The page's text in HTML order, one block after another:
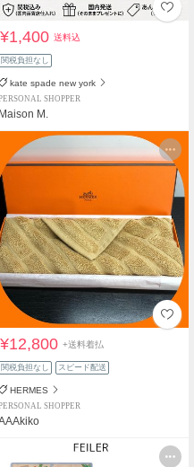
¥1,400送料込
関税負担なし
kate spade new york
SHOPPER
Maison M.
¥12,800+送料着払
関税負担なし スピード配送
HERMES
SHOPPER